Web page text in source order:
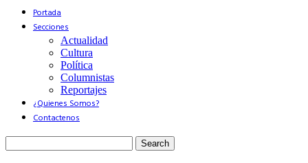
Portada
Secciones
Actualidad
Cultura
Política
Columnistas
Reportajes
¿Quienes Somos?
Contactenos